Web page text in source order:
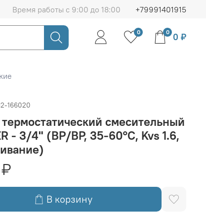
Время работы с 9:00 до 18:00 +79991401915
0 0 0 ₽
166020
смесительный
- 3/4" (ВР/ВР, 35-60°C, Kvs 1.6,
В корзину